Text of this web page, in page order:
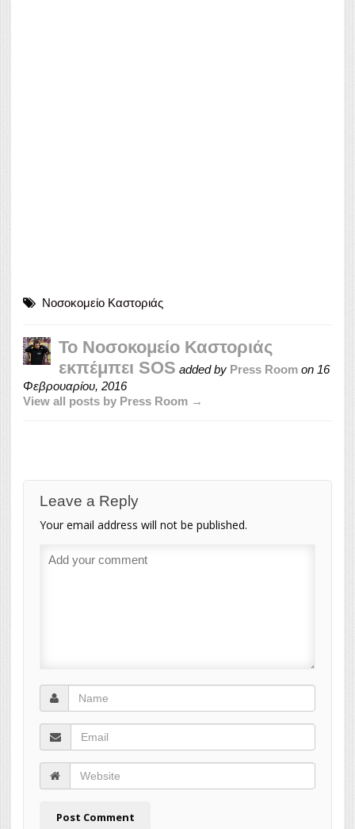
Νοσοκομείο Καστοριάς
Το Νοσοκομείο Καστοριάς
εκπέμπει SOS added by Press Room on 16
Φεβρουαρίου, 2016
View all posts by Press Room →
Leave a Reply
Your email address will not be published.